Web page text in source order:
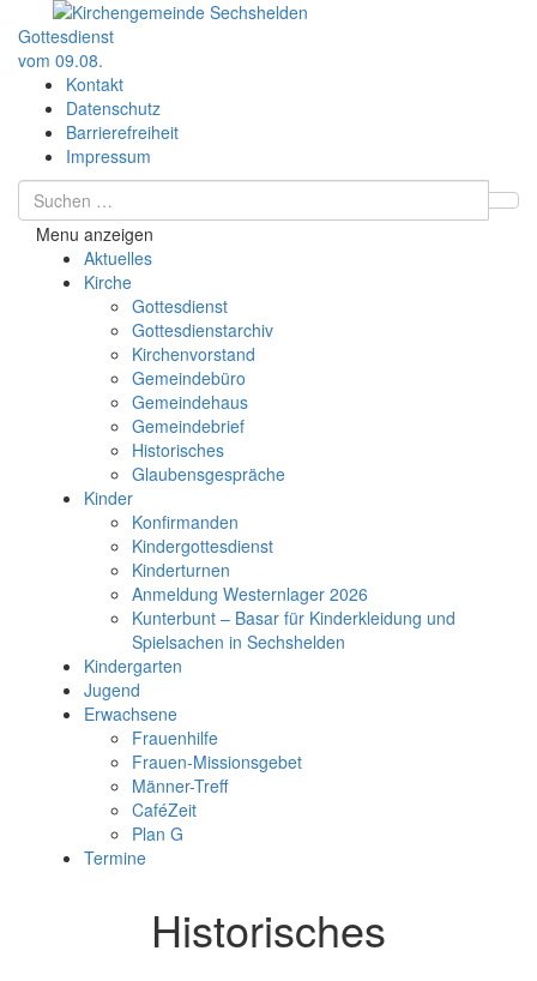
Gottesdienst
vom 09.08.
Kontakt
Datenschutz
Barrierefreiheit
Impressum
Menu anzeigen
Aktuelles
Kirche
Gottesdienst
Gottesdienstarchiv
Kirchenvorstand
Gemeindebüro
Gemeindehaus
Gemeindebrief
Historisches
Glaubensgespräche
Kinder
Konfirmanden
Kindergottesdienst
Kinderturnen
Anmeldung Westernlager 2026
Kunterbunt – Basar für Kinderkleidung und
Spielsachen in Sechshelden
Kindergarten
Jugend
Erwachsene
Frauenhilfe
Frauen-Missionsgebet
Männer-Treff
CaféZeit
Plan G
Termine
Historisches